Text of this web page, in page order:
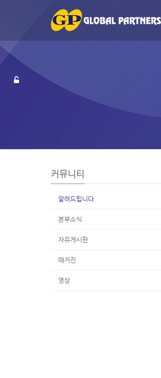
u
b
t
커뮤니티
알려드립니다
본부소식
자유게시판
매거진
영상